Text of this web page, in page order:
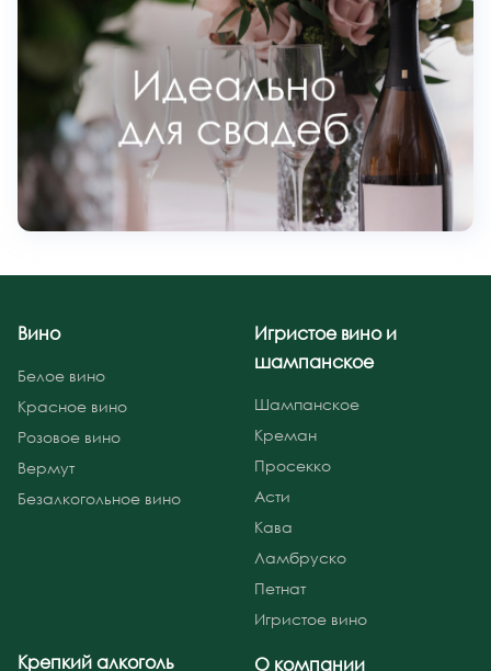
Вино
Белое вино
Красное вино
Розовое вино
Вермут
Безалкогольное вино
Игристое вино и
шампанское
Шампанское
Креман
Просекко
Асти
Кава
Ламбруско
Петнат
Игристое вино
Крепкий алкоголь О компании